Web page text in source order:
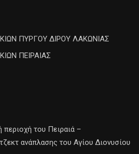
ΠΥΡΓΟΥ ΔΙΡΟΥ ΛΑΚΩΝΙΑΣ
ΠΕΙΡΑΙΑΣ
περιοχή του Πειραιά –
ανάπλασης του Αγίου Διονυσίου